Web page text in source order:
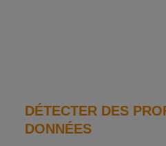
DÉTECTER DES
DONNÉES